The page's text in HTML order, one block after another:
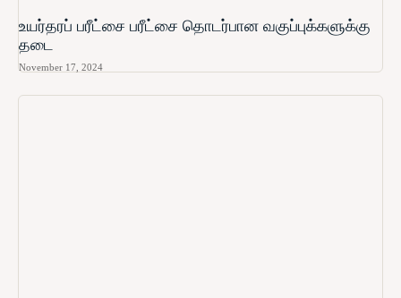
உயர்தரப் பரீட்சை பரீட்சை தொடர்பான வகுப்புக்களுக்கு
தடை
November 17, 2024